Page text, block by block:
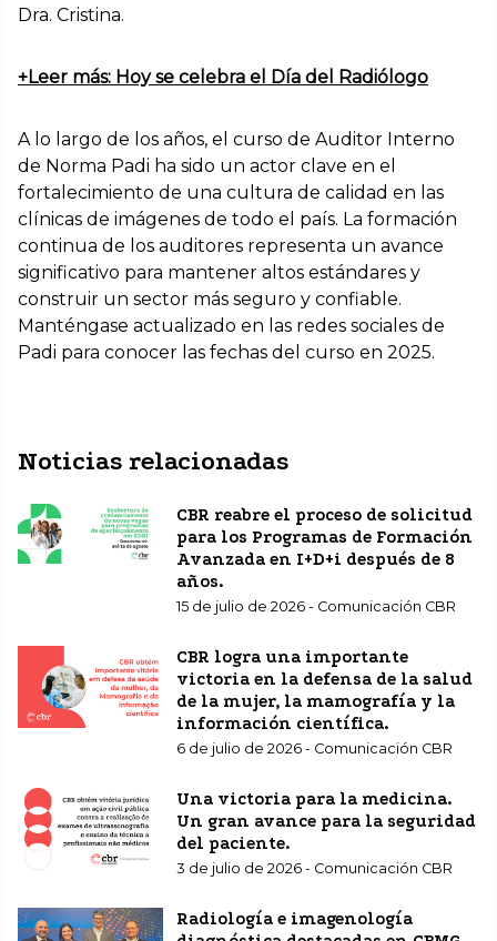
Dra. Cristina.
+Leer más: Hoy se celebra el Día del Radiólogo
A lo largo de los años, el curso de Auditor Interno
de Norma Padi ha sido un actor clave en el
fortalecimiento de una cultura de calidad en las
clínicas de imágenes de todo el país. La formación
continua de los auditores representa un avance
significativo para mantener altos estándares y
construir un sector más seguro y confiable.
Manténgase actualizado en las redes sociales de
Padi para conocer las fechas del curso en 2025.
Noticias relacionadas
CBR reabre el proceso de solicitud
para los Programas de Formación
Avanzada en I+D+i después de 8
años.
15 de julio de 2026 - Comunicación CBR
CBR logra una importante
victoria en la defensa de la salud
de la mujer, la mamografía y la
información científica.
6 de julio de 2026 - Comunicación CBR
Una victoria para la medicina.
Un gran avance para la seguridad
del paciente.
3 de julio de 2026 - Comunicación CBR
Radiología e imagenología